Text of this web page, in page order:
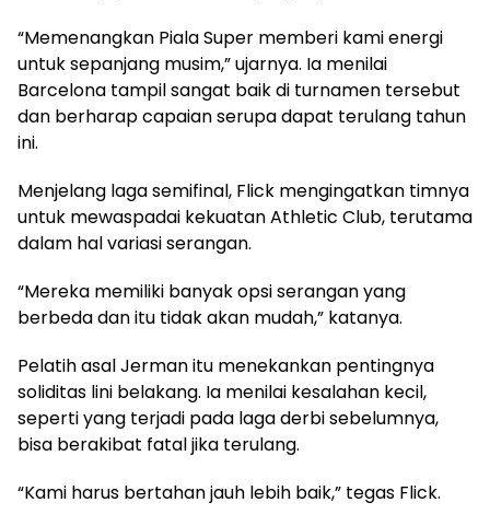
“Memenangkan Piala Super memberi kami energi
untuk sepanjang musim,” ujarnya. Ia menilai
Barcelona tampil sangat baik di turnamen tersebut
dan berharap capaian serupa dapat terulang tahun
ini.
Menjelang laga semifinal, Flick mengingatkan timnya
untuk mewaspadai kekuatan Athletic Club, terutama
dalam hal variasi serangan.
“Mereka memiliki banyak opsi serangan yang
berbeda dan itu tidak akan mudah,” katanya.
Pelatih asal Jerman itu menekankan pentingnya
soliditas lini belakang. Ia menilai kesalahan kecil,
seperti yang terjadi pada laga derbi sebelumnya,
bisa berakibat fatal jika terulang.
“Kami harus bertahan jauh lebih baik,” tegas Flick.